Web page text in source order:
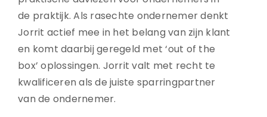
de praktijk. Als rasechte ondernemer denkt
Jorrit actief mee in het belang van zijn klant
en komt daarbij geregeld met ‘out of the
box’ oplossingen. Jorrit valt met recht te
kwalificeren als de juiste sparringpartner
van de ondernemer.